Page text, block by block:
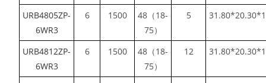
URB4805ZP-
6WR3
6 1500
48（18-
75）
5
URB4812ZP-
6WR3
6 1500
48（18-
75）
12